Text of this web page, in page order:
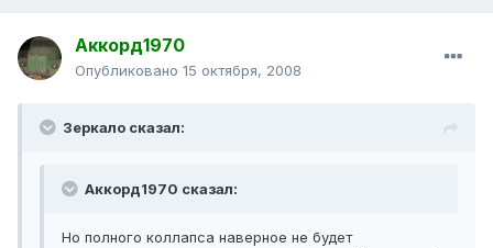
Аккорд1970
Опубликовано 15 октября, 2008
Зеркало сказал:
Аккорд1970 сказал:
Но полного коллапса наверное не будет